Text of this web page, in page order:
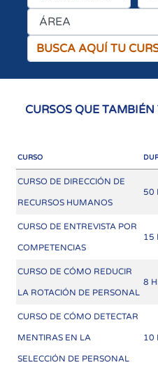
CURSOS QUE
CURSO
CURSO DE DIRECCIÓN DE
RECURSOS HUMANOS
50
CURSO DE ENTREVISTA POR
COMPETENCIAS
15
CURSO DE CÓMO REDUCIR
LA ROTACIÓN DE PERSONAL
8
CURSO DE CÓMO DETECTAR
MENTIRAS EN LA
SELECCIÓN DE PERSONAL
10